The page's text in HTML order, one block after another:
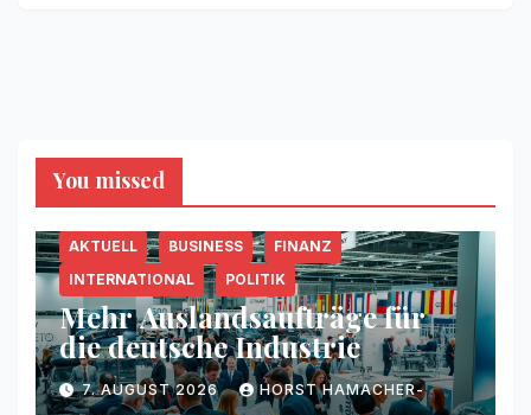
You missed
AKTUELL BUSINESS
FINANZ
INTERNATIONAL
POLITIK
Mehr Auslandsaufträge für
die deutsche Industrie
7. AUGUST 2026 HORST HAMACHER-